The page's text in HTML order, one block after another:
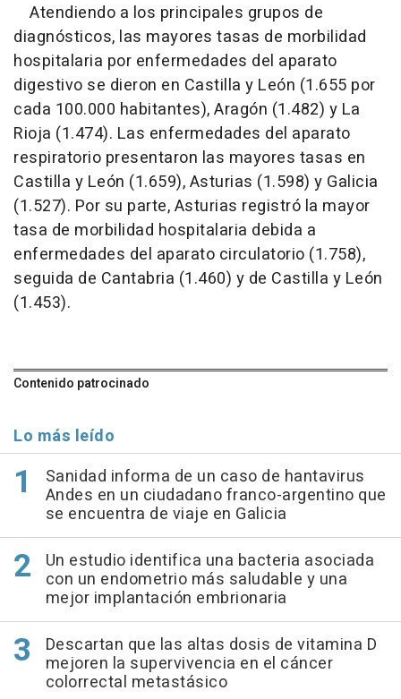
Atendiendo a los principales grupos de
diagnósticos, las mayores tasas de morbilidad
hospitalaria por enfermedades del aparato
digestivo se dieron en Castilla y León (1.655 por
cada 100.000 habitantes), Aragón (1.482) y La
Rioja (1.474). Las enfermedades del aparato
respiratorio presentaron las mayores tasas en
Castilla y León (1.659), Asturias (1.598) y Galicia
(1.527). Por su parte, Asturias registró la mayor
tasa de morbilidad hospitalaria debida a
enfermedades del aparato circulatorio (1.758),
seguida de Cantabria (1.460) y de Castilla y León
(1.453).
Contenido patrocinado
Lo más leído
Sanidad informa de un caso de hantavirus
Andes en un ciudadano franco-argentino que
se encuentra de viaje en Galicia
Un estudio identifica una bacteria asociada
con un endometrio más saludable y una
mejor implantación embrionaria
Descartan que las altas dosis de vitamina D
mejoren la supervivencia en el cáncer
colorrectal metastásico